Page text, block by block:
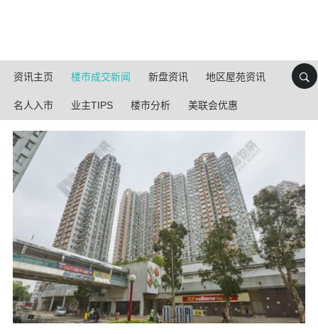
资讯主页 楼市成交新闻 新盘资讯 地区屋苑资讯
名人入市 业主TIPS 楼市分析 美联会优惠